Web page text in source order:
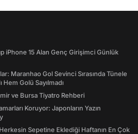
iPhone 15 Alan Genç Girişimci Günlük
Maranhao Gol Sevinci Sırasında Tünele
Golü Sayılmadı
ve Bursa Tiyatro Rehberi
Koruyor: Japonların Yazın
Sepetine Eklediği Haftanın En Çok